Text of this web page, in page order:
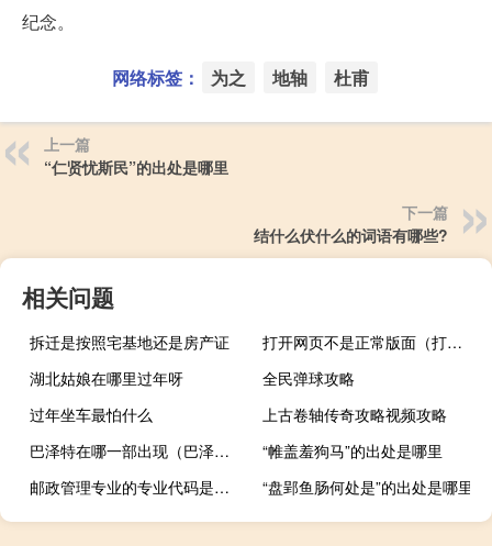
纪念。
网络标签： 为之 地轴 杜甫
上一篇
“仁贤忧斯民”的出处是哪里
下一篇
结什么伏什么的词语有哪些?
相关问题
拆迁是按照宅基地还是房产证
打开网页不是正常版面（打开网页不是最大化）
湖北姑娘在哪里过年呀
全民弹球攻略
过年坐车最怕什么
上古卷轴传奇攻略视频攻略
巴泽特在哪一部出现（巴泽特）
“帷盖羞狗马”的出处是哪里
邮政管理专业的专业代码是什么
“盘郢鱼肠何处是”的出处是哪里